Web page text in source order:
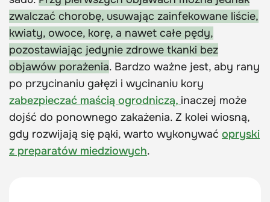
zwalczać chorobę, usuwając zainfekowane liście,
kwiaty, owoce, korę, a nawet całe pędy,
pozostawiając jedynie zdrowe tkanki bez
objawów porażenia. Bardzo ważne jest, aby rany
po przycinaniu gałęzi i wycinaniu kory
zabezpieczać maścią ogrodniczą, inaczej może
dojść do ponownego zakażenia. Z kolei wiosną,
gdy rozwijają się pąki, warto wykonywać opryski
z preparatów miedziowych.